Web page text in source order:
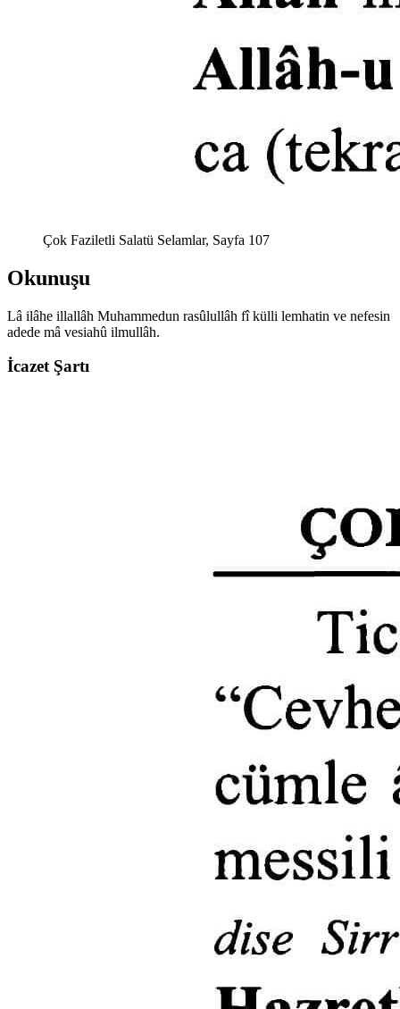
Çok Faziletli Salatü Selamlar, Sayfa 107
Okunuşu
Lâ ilâhe illallâh Muhammedun rasûlullâh fî külli lemhatin ve nefesin
adede mâ vesiahû ilmullâh.
İcazet Şartı